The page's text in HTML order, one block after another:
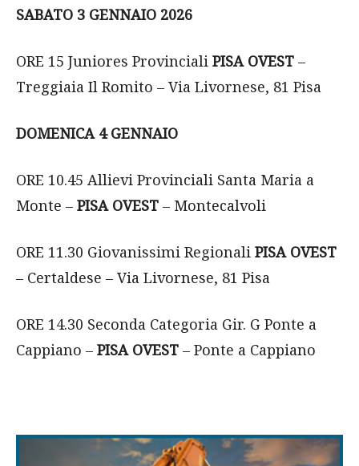
SABATO 3 GENNAIO 2026
ORE 15 Juniores Provinciali PISA OVEST –
Treggiaia Il Romito – Via Livornese, 81 Pisa
DOMENICA 4 GENNAIO
ORE 10.45 Allievi Provinciali Santa Maria a
Monte – PISA OVEST – Montecalvoli
ORE 11.30 Giovanissimi Regionali PISA OVEST
– Certaldese – Via Livornese, 81 Pisa
ORE 14.30 Seconda Categoria Gir. G Ponte a
Cappiano – PISA OVEST – Ponte a Cappiano